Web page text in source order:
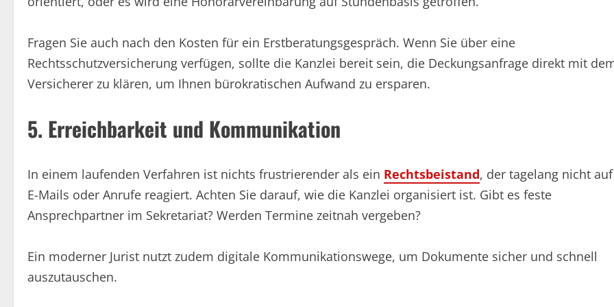
Fragen Sie auch nach den Kosten für ein Erstberatungsgespräch. Wenn Sie über eine
Rechtsschutzversicherung verfügen, sollte die Kanzlei bereit sein, die Deckungsanfrage direkt mit
Versicherer zu klären, um Ihnen bürokratischen Aufwand zu ersparen.
5. Erreichbarkeit und Kommunikation
In einem laufenden Verfahren ist nichts frustrierender als ein Rechtsbeistand, der tagelang nicht auf
E-Mails oder Anrufe reagiert. Achten Sie darauf, wie die Kanzlei organisiert ist. Gibt es feste
Ansprechpartner im Sekretariat? Werden Termine zeitnah vergeben?
Ein moderner Jurist nutzt zudem digitale Kommunikationswege, um Dokumente sicher und schnell
auszutauschen.